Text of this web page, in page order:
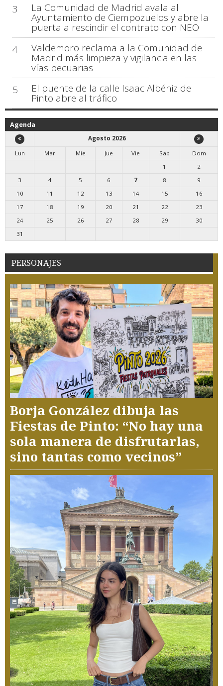
3
La Comunidad de Madrid avala al
Ayuntamiento de Ciempozuelos y abre la
puerta a rescindir el contrato con NEO
4
Valdemoro reclama a la Comunidad de
Madrid más limpieza y vigilancia en las
vías pecuarias
5
El puente de la calle Isaac Albéniz de
Pinto abre al tráfico
Agenda
Agosto 2026
Lun
Mar Mie Jue Vie Sab
Dom
1
2
3
4 5 6 7 8
9
10
11 12 13 14 15
16
17
18 19 20 21 22
23
24
25 26 27 28 29
30
31
PERSONAJES
Borja González dibuja las
Fiestas de Pinto: “No hay una
sola manera de disfrutarlas,
sino tantas como vecinos”